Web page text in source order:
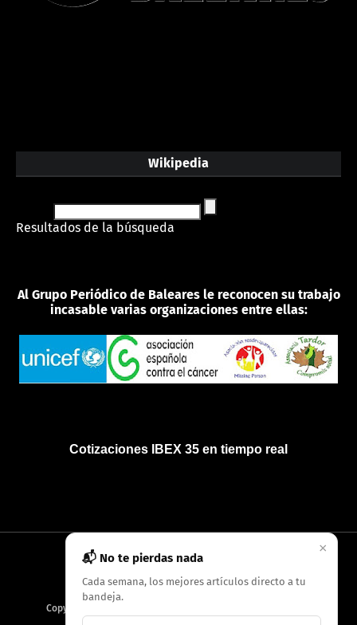
Wikipedia
Resultados de la búsqueda
Al Grupo Periódico de Baleares le reconocen su trabajo
incasable varias organizaciones entre ellas:
Cotizaciones IBEX 35 en tiempo real
INICIO QUIÉNES SOMOS POLÍTICA DE PRIVACIDAD
Copyright
×
📬 No te pierdas nada
Cada semana, los mejores artículos directo a tu
bandeja.